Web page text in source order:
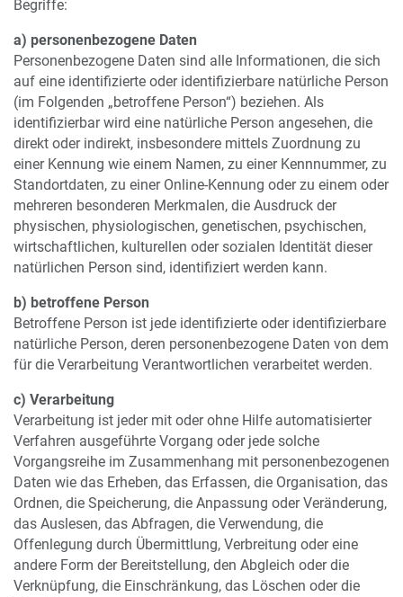
Begriffe:
a) personenbezogene Daten
Personenbezogene Daten sind alle Informationen, die sich
auf eine identifizierte oder identifizierbare natürliche Person
(im Folgenden „betroffene Person“) beziehen. Als
identifizierbar wird eine natürliche Person angesehen, die
direkt oder indirekt, insbesondere mittels Zuordnung zu
einer Kennung wie einem Namen, zu einer Kennnummer, zu
Standortdaten, zu einer Online-Kennung oder zu einem oder
mehreren besonderen Merkmalen, die Ausdruck der
physischen, physiologischen, genetischen, psychischen,
wirtschaftlichen, kulturellen oder sozialen Identität dieser
natürlichen Person sind, identifiziert werden kann.
b) betroffene Person
Betroffene Person ist jede identifizierte oder identifizierbare
natürliche Person, deren personenbezogene Daten von dem
für die Verarbeitung Verantwortlichen verarbeitet werden.
c) Verarbeitung
Verarbeitung ist jeder mit oder ohne Hilfe automatisierter
Verfahren ausgeführte Vorgang oder jede solche
Vorgangsreihe im Zusammenhang mit personenbezogenen
Daten wie das Erheben, das Erfassen, die Organisation, das
Ordnen, die Speicherung, die Anpassung oder Veränderung,
das Auslesen, das Abfragen, die Verwendung, die
Offenlegung durch Übermittlung, Verbreitung oder eine
andere Form der Bereitstellung, den Abgleich oder die
Verknüpfung, die Einschränkung, das Löschen oder die